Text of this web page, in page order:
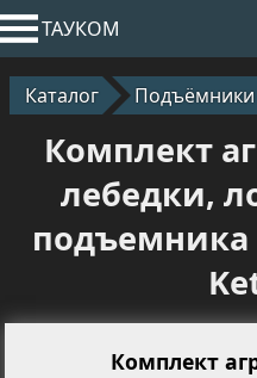
ТАУКОМ
Каталог Подъёмники
Комплект
лебедки,
подъемника
Комплект